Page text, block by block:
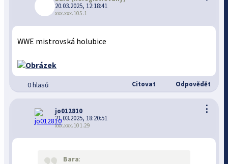
20.03.2025, 12:18:41
xxx.xxx.105.1
WWE mistrovská holubice
0 hlasů Citovat Odpovědět
⋮
jo012810
21.03.2025, 18:20:51
xxx.xxx.101.29
Bara: